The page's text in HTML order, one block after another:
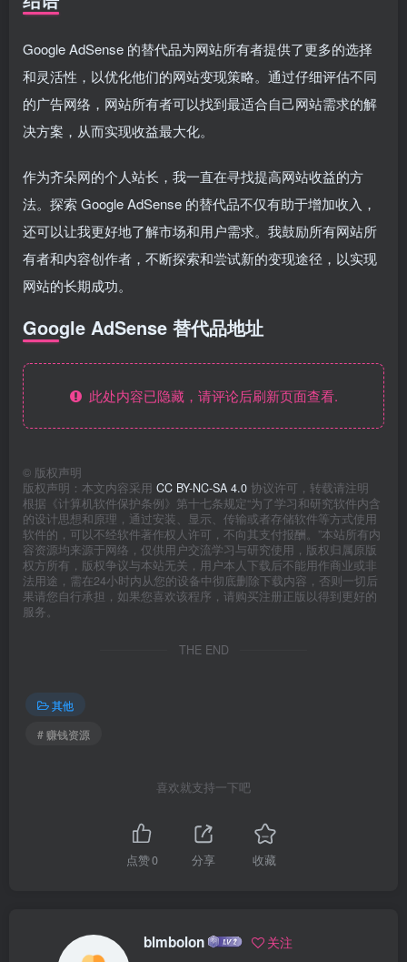
Google AdSense 的替代品为网站所有者提供了更多的选择
和灵活性，以优化他们的网站变现策略。通过仔细评估不同
的广告网络，网站所有者可以找到最适合自己网站需求的解
决方案，从而实现收益最大化。
作为齐朵网的个人站长，我一直在寻找提高网站收益的方
法。探索 Google AdSense 的替代品不仅有助于增加收入，
还可以让我更好地了解市场和用户需求。我鼓励所有网站所
有者和内容创作者，不断探索和尝试新的变现途径，以实现
网站的长期成功。
Google AdSense 替代品地址
此处内容已隐藏，请评论后刷新页面查看.
© 版权声明
版权声明：本文内容采用 CC BY-NC-SA 4.0 协议许可，转载请注明
根据《计算机软件保护条例》第十七条规定“为了学习和研究软件内含
的设计思想和原理，通过安装、显示、传输或者存储软件等方式使用
软件的，可以不经软件著作权人许可，不向其支付报酬。”本站所有内
容资源均来源于网络，仅供用户交流学习与研究使用，版权归属原版
权方所有，版权争议与本站无关，用户本人下载后不能用作商业或非
法用途，需在24小时内从您的设备中彻底删除下载内容，否则一切后
果请您自行承担，如果您喜欢该程序，请购买注册正版以得到更好的
服务。
THE END
其他
# 赚钱资源
喜欢就支持一下吧
点赞0 分享 收藏
blmbolon 关注